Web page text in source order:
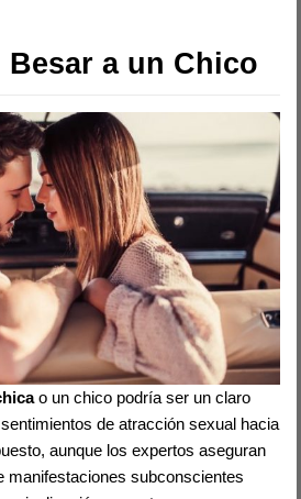
Besar a un Chico
o un chico podría ser un claro
de atracción sexual hacia
aunque los expertos aseguran
manifestaciones subconscientes